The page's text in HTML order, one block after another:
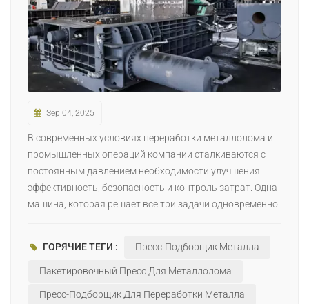
日本語
Indonesia
Sep 04, 2025
В современных условиях переработки металлолома и
промышленных операций компании сталкиваются с
постоянным давлением необходимости улучшения
эффективность, безопасность и контроль затрат. Одна
машина, которая решает все три задачи одновременно
превращают отходы в ценные, легко поддающиеся
обработке ресурсы. Вот семь ключевых преимуществ
ГОРЯЧИЕ ТЕГИ : Пресс-Подборщик Металла
Пакетировочный Пресс Для Металлолома
Пресс-Подборщик Для Переработки Металла